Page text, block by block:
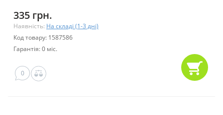
335 грн.
Наявність: На складі (1-3 дні)
Код товару: 1587586
Гарантія: 0 міс.
0